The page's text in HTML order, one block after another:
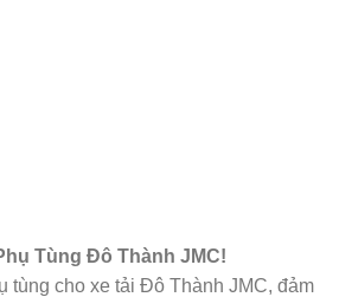
Tùng Đô Thành JMC!
tùng cho xe tải Đô Thành JMC, đảm